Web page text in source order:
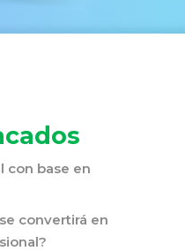
con base en
convertirá en